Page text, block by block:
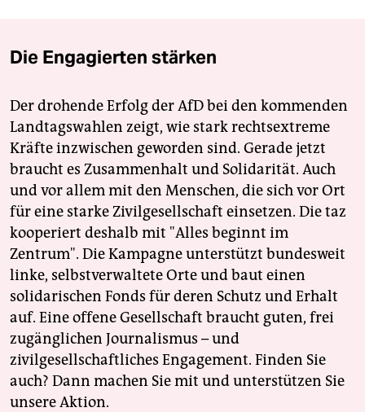
Die Engagierten stärken
Der drohende Erfolg der AfD bei den kommenden
Landtagswahlen zeigt, wie stark rechtsextreme
Kräfte inzwischen geworden sind. Gerade jetzt
braucht es Zusammenhalt und Solidarität. Auch
und vor allem mit den Menschen, die sich vor Ort
für eine starke Zivilgesellschaft einsetzen. Die taz
kooperiert deshalb mit "Alles beginnt im
Zentrum". Die Kampagne unterstützt bundesweit
linke, selbstverwaltete Orte und baut einen
solidarischen Fonds für deren Schutz und Erhalt
auf. Eine offene Gesellschaft braucht guten, frei
zugänglichen Journalismus – und
zivilgesellschaftliches Engagement. Finden Sie
auch? Dann machen Sie mit und unterstützen Sie
unsere Aktion.